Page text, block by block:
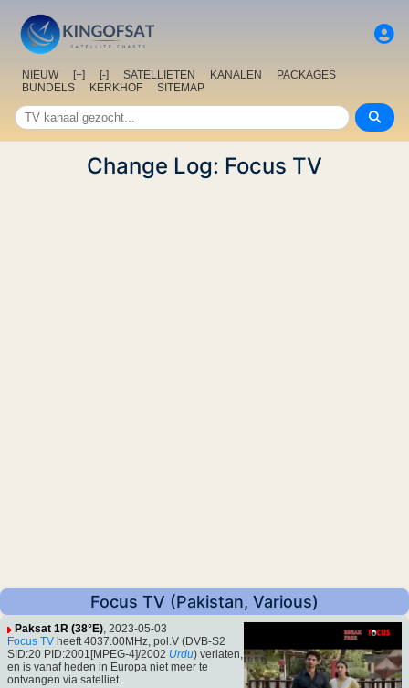
NIEUW [+] [-] SATELLIETEN KANALEN
PACKAGES
BUNDELS
KERKHOF SITEMAP
Change Log: Focus TV
Focus TV (Pakistan, Various)
Paksat 1R (38°E), 2023-05-03
Focus TV heeft 4037.00MHz, pol.V (DVB-S2
SID:20 PID:2001[MPEG-4]/2002 Urdu) verlaten,
en is vanaf heden in Europa niet meer te
ontvangen via satelliet.